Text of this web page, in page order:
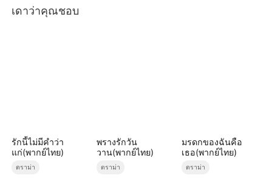
เดาว่าคุณชอบ
รักนี้ไม่มีคำว่า
แก่(พากย์ไทย)
ดราม่า
พรางรักวัน
วาน(พากย์ไทย)
ดราม่า
มรดกของฉันคือ
เธอ(พากย์ไทย)
ดราม่า